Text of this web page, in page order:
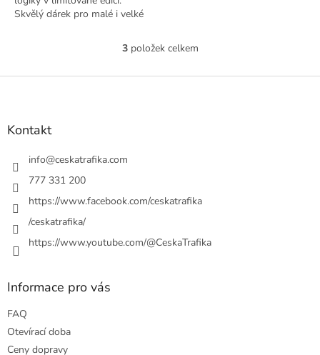
Skvělý dárek pro malé i velké
O
l
k
ý
3položek celkem
Z
Kontakt
info@ceskatrafika.com
777 331 200
https://www.facebook.com/ceskatrafika
/ceskatrafika/
https://www.youtube.com/@CeskaTrafika
Informace pro vás
FAQ
Otevírací doba
Ceny dopravy